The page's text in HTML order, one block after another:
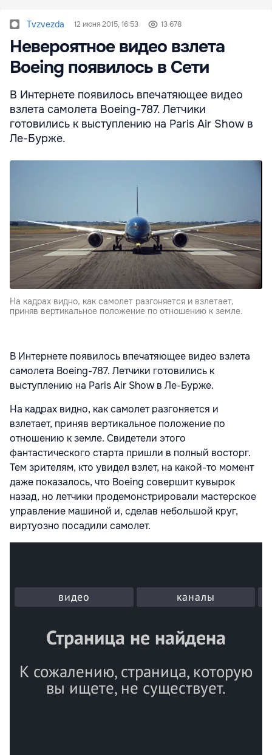
Tvzvezda 12 июня 2015, 16:53 13 678
Невероятное видео взлета
Boeing появилось в Сети
В Интернете появилось впечатяющее видео
взлета самолета Boeing-787. Летчики
готовились к выступлению на Paris Air Show в
Ле-Бурже.
На кадрах видно, как самолет разгоняется и взлетает,
приняв вертикальное положение по отношению к земле.
В Интернете появилось впечатяющее видео взлета
самолета Boeing-787. Летчики готовились к
выступлению на Paris Air Show в Ле-Бурже.
На кадрах видно, как самолет разгоняется и
взлетает, приняв вертикальное положение по
отношению к земле. Свидетели этого
фантастического старта пришли в полный восторг.
Тем зрителям, кто увидел взлет, на какой-то момент
даже показалось, что Boeing совершит кувырок
назад, но летчики продемонстрировали мастерское
управление машиной и, сделав небольшой круг,
виртуозно посадили самолет.